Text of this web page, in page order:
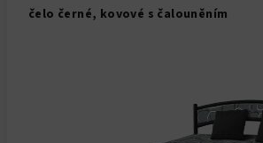
čelo černé, kovové s čalouněním